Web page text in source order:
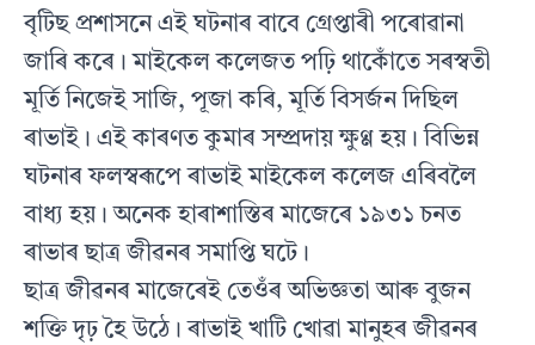
বৃটিছ প্ৰশাসনে এই ঘটনাৰ বাবে গ্ৰেপ্তাৰী পৰোৱানা
জাৰি কৰে। মাইকেল কলেজত পঢ়ি থাকোঁতে সৰস্বতী
মূৰ্তি নিজেই সাজি, পূজা কৰি, মূৰ্তি বিসৰ্জন দিছিল
ৰাভাই। এই কাৰণত কুমাৰ সম্প্ৰদায় ক্ষুণ্ণ হয়। বিভিন্ন
ঘটনাৰ ফলস্বৰূপে ৰাভাই মাইকেল কলেজ এৰিবলৈ
বাধ্য হয়। অনেক হাৰাশাস্তিৰ মাজেৰে ১৯৩১ চনত
ৰাভাৰ ছাত্ৰ জীৱনৰ সমাপ্তি ঘটে।
ছাত্ৰ জীৱনৰ মাজেৰেই তেওঁৰ অভিজ্ঞতা আৰু বুজন
শক্তি দৃঢ় হৈ উঠে। ৰাভাই খাটি খোৱা মানুহৰ জীৱনৰ